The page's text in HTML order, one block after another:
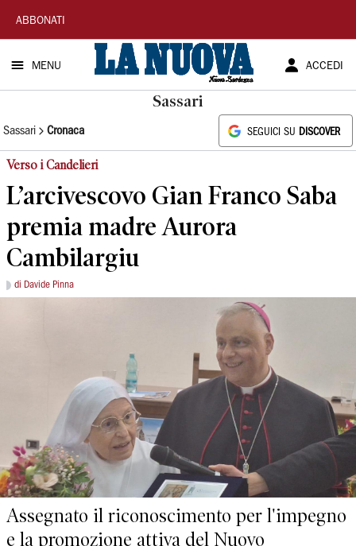
La
Nuova
Sardegna
ABBONATI
MENU ACCEDI
Sassari
Sassari Cronaca SEGUICI SU DISCOVER
Verso i Candelieri
L’arcivescovo Gian Franco Saba
premia madre Aurora
Cambilargiu
di Davide Pinna
Assegnato il riconoscimento per l'impegno
e la promozione attiva del Nuovo